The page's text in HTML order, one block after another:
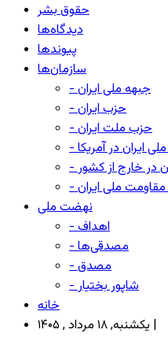
حقوق بشر
دیدگاه‌ها
پیوندها
سازمان‌ها
- جبهه ملی ایران
- حزب ایران
- حزب ملت ایران
ایران در آمریکا
در خارج از کشور
ملی ایران
نهضت ملی
- اهداف
- مصدقی‌ها
- مصدق
- شاپور بختیار
خانه
یکشنبه, ۱۸ مرداد , ۱۴۰۵ |